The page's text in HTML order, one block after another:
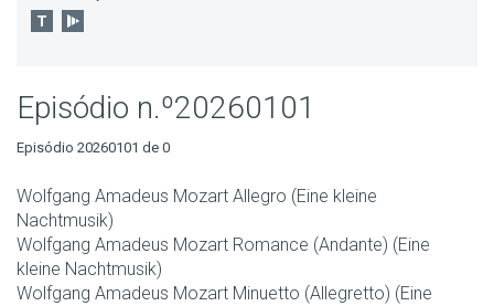
Episódio n.º20260101
Episódio 20260101 de 0
Wolfgang Amadeus Mozart Allegro (Eine kleine
Nachtmusik)
Wolfgang Amadeus Mozart Romance (Andante) (Eine
kleine Nachtmusik)
Wolfgang Amadeus Mozart Minuetto (Allegretto) (Eine